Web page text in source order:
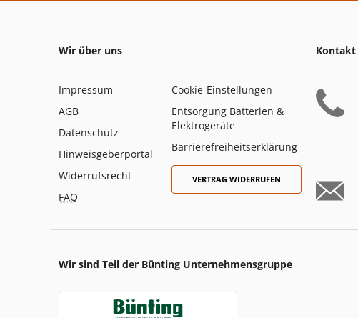
Wir über uns
Impressum
AGB
Datenschutz
Hinweisgeberportal
Widerrufsrecht
FAQ
Cookie-Einstellungen
Entsorgung Batterien &
Elektrogeräte
Barrierefreiheitserklärung
VERTRAG WIDERRUFEN
Kontakt
Wir sind Teil der Bünting Unternehmensgruppe